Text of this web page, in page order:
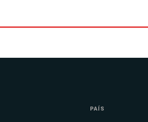
PAÍS